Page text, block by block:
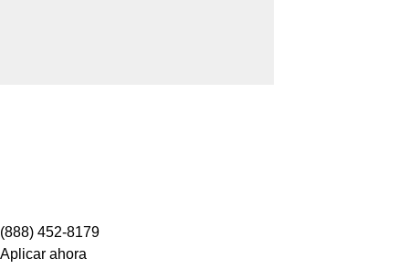
(888) 452-8179
Aplicar ahora